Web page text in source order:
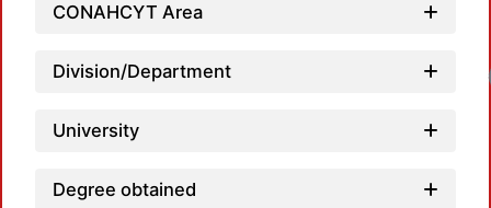
CONAHCYT Area
Division/Department
University
Degree obtained